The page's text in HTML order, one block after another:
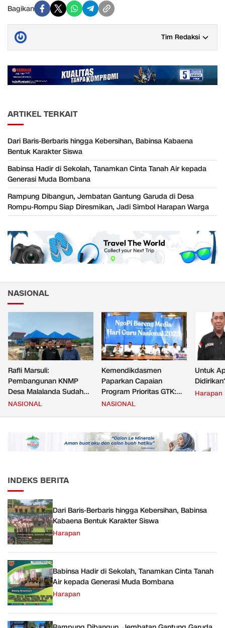
Bagikan
Tim Redaksi
ARTIKEL TERKAIT
Dari Baris-Berbaris hingga Kebersihan, Babinsa Kabaena
Bentuk Karakter Siswa
Babinsa Hadir di Sekolah, Tanamkan Cinta Tanah Air kepada
Generasi Muda Bombana
Rampung Dibangun, Jembatan Gantung Garuda di Desa
Rompu-Rompu Siap Diresmikan, Jadi Simbol Harapan Warga
NASIONAL
Rafli Marsuli:
Pembangunan KNMP
Desa Malalanda Sudah
Mencapai 69 Persen dan
JMD dan JMF
NASIONAL
Kemendikdasmen
Paparkan Capaian
Program Prioritas GTK:
Kompetensi Meningkat,
NASIONAL
Untuk
Harapan
INDEKS BERITA
Dari Baris-Berbaris hingga Kebersihan, Babinsa
Kabaena Bentuk Karakter Siswa
Harapan
Babinsa Hadir di Sekolah, Tanamkan Cinta Tanah
Air kepada Generasi Muda Bombana
Harapan